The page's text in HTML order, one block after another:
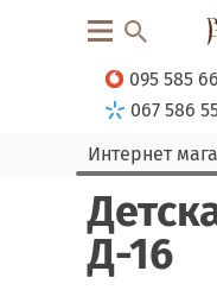
095 585
067 586
Интернет
Д-16